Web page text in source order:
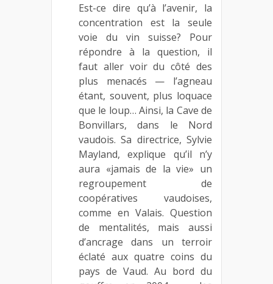
Est-ce dire qu’à l’avenir, la
concentration est la seule
voie du vin suisse? Pour
répondre à la question, il
faut aller voir du côté des
plus menacés — l’agneau
étant, souvent, plus loquace
que le loup… Ainsi, la Cave de
Bonvillars, dans le Nord
vaudois. Sa directrice, Sylvie
Mayland, explique qu’il n’y
aura «jamais de la vie» un
regroupement de
coopératives vaudoises,
comme en Valais. Question
de mentalités, mais aussi
d’ancrage dans un terroir
éclaté aux quatre coins du
pays de Vaud. Au bord du